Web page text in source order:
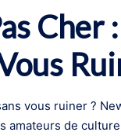
Cher
vous ruiner ?
de